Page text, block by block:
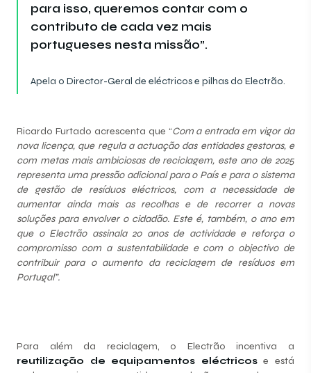
para isso, queremos contar com o
contributo de cada vez mais
portugueses nesta missão”.
Apela o Director-Geral de eléctricos e pilhas do Electrão.
Ricardo Furtado acrescenta que “Com a entrada em vigor da
nova licença, que regula a actuação das entidades gestoras, e
com metas mais ambiciosas de reciclagem, este ano de 2025
representa uma pressão adicional para o País e para o sistema
de gestão de resíduos eléctricos, com a necessidade de
aumentar ainda mais as recolhas e de recorrer a novas
soluções para envolver o cidadão. Este é, também, o ano em
que o Electrão assinala 20 anos de actividade e reforça o
compromisso com a sustentabilidade e com o objectivo de
contribuir para o aumento da reciclagem de resíduos em
Portugal”.
Para além da reciclagem, o Electrão incentiva a
reutilização de equipamentos eléctricose está